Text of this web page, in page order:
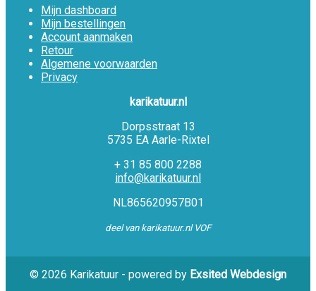
Mijn dashboard
Mijn bestellingen
Account aanmaken
Retour
Algemene voorwaarden
Privacy
karikatuur.nl
Dorpsstraat 13
5735 EA Aarle-Rixtel
+ 31 85 800 2288
info@karikatuur.nl
NL865620957B01
deel van karikatuur.nl VOF
© 2026 Karikatuur - powered by Exsited Webdesign